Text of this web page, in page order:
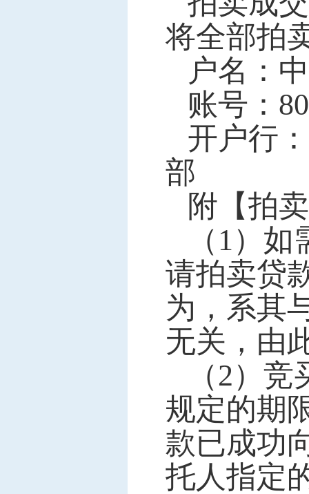
将全部拍
户名：
账号：
开户行：
部
附【拍
（1）
请拍卖贷
为，系其
无关，由
（2）
规定的期
款已成功
托人指定